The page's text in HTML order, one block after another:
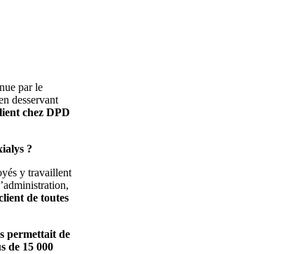
par le
desservant
chez DPD
?
y travaillent
de toutes
permettait de
de 15 000